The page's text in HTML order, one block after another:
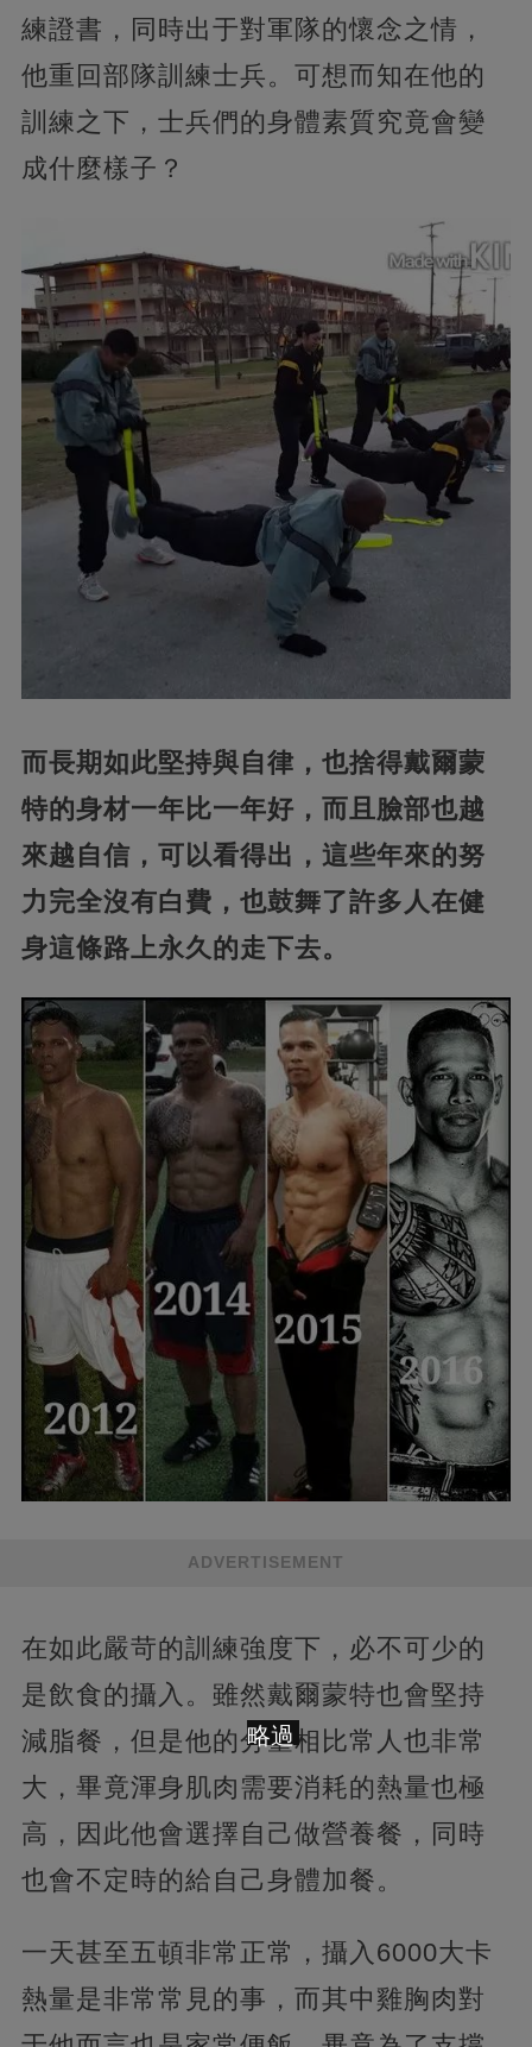
練證書，同時出于對軍隊的懷念之情，
他重回部隊訓練士兵。可想而知在他的
訓練之下，士兵們的身體素質究竟會變
成什麼樣子？
而長期如此堅持與自律，也捨得戴爾蒙
特的身材一年比一年好，而且臉部也越
來越自信，可以看得出，這些年來的努
力完全沒有白費，也鼓舞了許多人在健
身這條路上永久的走下去。
ADVERTISEMENT
在如此嚴苛的訓練強度下，必不可少的
是飲食的攝入。雖然戴爾蒙特也會堅持
減脂餐，但是他的分量相比常人也非常
大，畢竟渾身肌肉需要消耗的熱量也極
高，因此他會選擇自己做營養餐，同時
也會不定時的給自己身體加餐。
一天甚至五頓非常正常，攝入6000大卡
熱量是非常常見的事，而其中雞胸肉對
略過